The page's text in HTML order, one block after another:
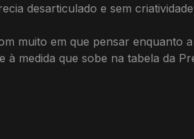
desarticulado e sem
muito em que pensar
à medida que sobe na tabela da